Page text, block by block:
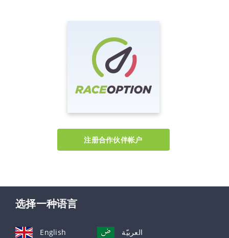
注册合作伙伴帐户
选择一种语言
English العربيّة